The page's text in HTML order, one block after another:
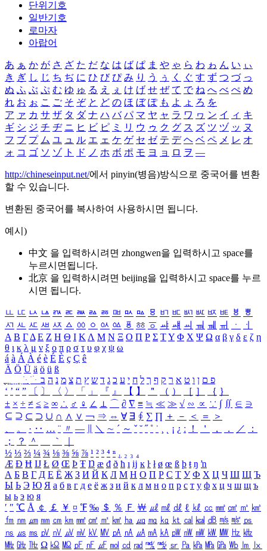
단위기호
일반기호
로마자
아랍어
あ ぁ か が さ ざ た だ な は ば ぱ ま や ゃ ら わ ゎ ん い ぃ
き ぎ し じ ち ぢ に ひ び ぴ み り う ぅ く ぐ す ず つ づ っ
ぬ ふ ぶ ぷ む ゆ ゅ る え ぇ け げ せ ぜ て で ね へ べ ぺ め
れ お ぉ こ ご そ ぞ と ど の ほ ぼ ぽ も よ ょ ろ を
ア ァ カ サ ザ タ ダ ナ ハ バ パ マ ヤ ャ ラ ワ ヮ ン イ ィ キ
ギ シ ジ チ ヂ ニ ヒ ビ ピ ミ リ ウ ゥ ク グ ス ズ ツ ヅ ッ ヌ
フ ブ プ ム ユ ュ ル エ ェ ケ ゲ セ ゼ テ デ ヘ ベ ペ メ レ オ
ォ コ ゴ ソ ゾ ト ド ノ ホ ボ ポ モ ヨ ョ ロ ヲ ―
http://chineseinput.net/에서 pinyin(병음)방식으로 중국어를 변환
할 수 있습니다.
변환된 중국어를 복사하여 사용하시면 됩니다.
예시)
中文 을 입력하시려면 zhongwen을 입력하시고 space를
누르시면됩니다.
北京 을 입력하시려면 beijing을 입력하시고 space를 누르
시면 됩니다.
ㅥ ㅦ ㅧ ㅨ ㅩ ㅪ ㅫ ㅬ ㅭ ㅮ ㅯ ㅰ ㅱ ㅲ ㅳ ㅴ ㅵ ㅶ ㅷ ㅸ
ㅹ
ㅺ ㅻ ㅼ ㅽ ㅾ ㅿ ㆀ ㆁ ㆂ ㆃ ㆄ ㆅ ㆆ ㆇ ㆈ ㆉ ㆊ ㆋ ㆌ ㆍ
ㆎ
Α Β ΓΔ Ε Ζ Η Θ Ι ΚΛ Μ Ν Ξ Ο Π Ρ Σ ΤΥ Φ Χ Ψ Ω α β γ δ ε ζ η
θ ι κ λ μ ν ξ ο π ρ σ τ υ φ χ ψ ω
á à Á À é è É È ç Ç ê
Ä Ö Ü ä ö ü ß
ִֶֹ ֻּ ׁׂ פ ם ן ו ט א ר ק ף ך ל ח י ע כ ג ד ש ץ ת צ מ נ ה ב
‘ ’ “ ” 〔 〕 〈 〉 「 」 『 』 【 】 ＂ （ ） ［ ］ ｛ ｝
± × ÷ ≠ ≤ ≥ ∞ ∴ ♂ ♀ ∠ ⊥ ⌒ ∂ ∇ ≡ ≒ ≪ ≫ √ ∽ ∝ ∵ ∫ ∬ ∈ ∋
⊆ ⊇ ⊂ ⊃ ∪ ∩ ∧ ∨ ￢ ⇒ ⇔ ∀ ∃ ∮ ∑ ∏ ＋ － ＜ ＝
＞
、
。 · ‥ … ¨ 〃 ― ＼ ∼ ´ ～ ˇ ˘ ˝ ˚ ˙ ¸ ¡ ¿ ː ！ ＇ ， ． ／
：
；
？ ＾ ｀
½ ⅓ ⅔ ¼ ¾ ⅛ ⅜ ⅝ ⅞ ¹ ² ³ ⁴ ⁿ ₁ ₂ ₃ ₄
Æ Ð Ħ Ĳ Ł Ø Œ Þ Ŧ Ŋ æ đ ð ħ ı ĳ ĸ ŀ ł ø œ ß þ ŧ ŋ ŉ
А Б В Г Д Е Ё Ж З И Й К Л М Н О П Р С Т У Ф Х Ц Ч Ш Щ Ъ
Ы Ь Э Ю Я а б в г д е ё ж з и й к л м н о п р с т у ф х ц ч ш щ ъ
ы ь э ю я
′ ″ ℃ Å ￠ ￡ ￥ ¤ ℉ ‰ ＄ ％ Ｆ ￦ ㎕ ㎖ ㎗ ℓ ㎘ ㏄ ㎣ ㎤ ㎥ ㎦
㎙ ㎚ ㎛ ㎜ ㎝ ㎞ ㎟ ㎠ ㎡ ㎢ ㏊ ㎍ ㎎ ㎏ ㏏ ㎈ ㎉ ㏈ ㎧ ㎨ ㎰
㎱ ㎲ ㎳ ㎴ ㎵ ㎶ ㎷ ㎸ ㎹ ㎀ ㎁ ㎂ ㎃ ㎄ ㎺ ㎻ ㎽ ㎾ ㎿ ㎐ ㎑
㎒ ㎓ ㎔ Ω ㏀ ㏁ ㎊ ㎋ ㎌ ㏖ ㏅ ㎭ ㎮ ㎯ ㏛ ㎩ ㎪ ㎫ ㎬ ㏝ ㏐
㏓